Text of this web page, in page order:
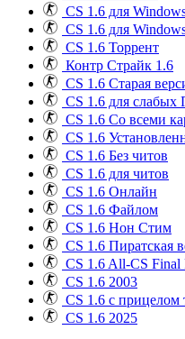
CS 1.6 для
CS 1.6 для
CS 1.6 Торрент
Контр Страйк 1.6
CS 1.6 Старая
CS 1.6 для слабых
CS 1.6 Со всеми
CS 1.6
CS 1.6 Без читов
CS 1.6 для читов
CS 1.6 Онлайн
CS 1.6 Файлом
CS 1.6 Нон Стим
CS 1.6 Пиратская
CS 1.6 All-CS Final
CS 1.6 2003
CS 1.6 с прицелом
CS 1.6 2025